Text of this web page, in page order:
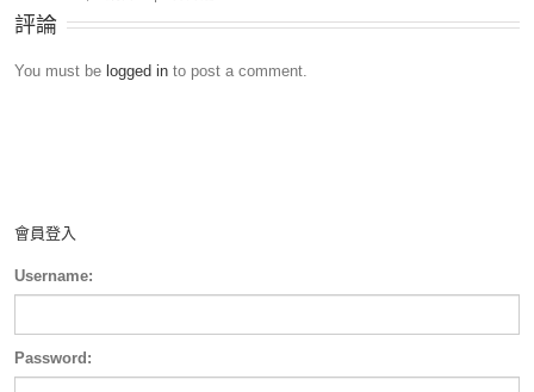
評論
You must be logged in to post a comment.
會員登入
Username:
Password: